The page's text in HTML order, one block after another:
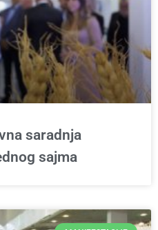
saradnja
sajma